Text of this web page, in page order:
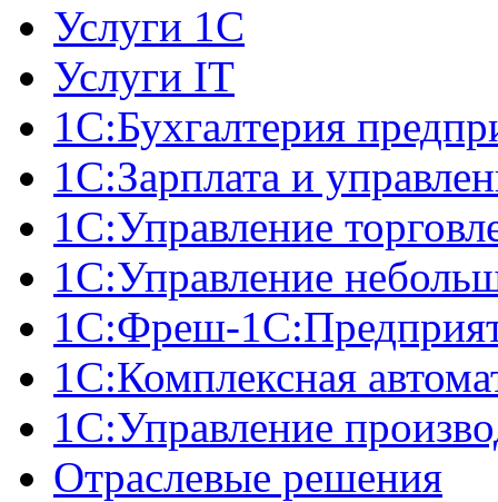
Услуги 1С
Услуги IT
1С:Бухгалтерия
1С:Зарплата и
1С:Управление
1С:Управление
1C:Фреш-
1С:Комплексная
1С:Управление
Отраслевые решения